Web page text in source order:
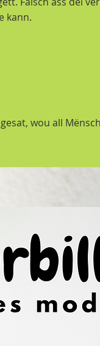
kann.
wou all